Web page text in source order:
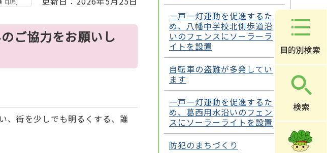
ご協力をお願いし
、街を少しでも明るくする、誰
一戸一灯運動を促進するた
め、八幡中学校北側歩道沿
いのフェンスにソーラーラ
イトを設置
自転車の盗難が多発してい
ます
一戸一灯運動を促進するた
め、葛西用水沿いのフェン
スにソーラーライトを設置
防犯のまちづくり